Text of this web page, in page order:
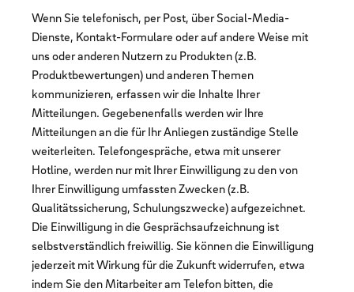
Wenn Sie telefonisch, per Post, über Social-Media-
Dienste, Kontakt-Formulare oder auf andere Weise mit
uns oder anderen Nutzern zu Produkten (z.B.
Produktbewertungen) und anderen Themen
kommunizieren, erfassen wir die Inhalte Ihrer
Mitteilungen. Gegebenenfalls werden wir Ihre
Mitteilungen an die für Ihr Anliegen zuständige Stelle
weiterleiten. Telefongespräche, etwa mit unserer
Hotline, werden nur mit Ihrer Einwilligung zu den von
Ihrer Einwilligung umfassten Zwecken (z.B.
Qualitätssicherung, Schulungszwecke) aufgezeichnet.
Die Einwilligung in die Gesprächsaufzeichnung ist
selbstverständlich freiwillig. Sie können die Einwilligung
jederzeit mit Wirkung für die Zukunft widerrufen, etwa
indem Sie den Mitarbeiter am Telefon bitten, die